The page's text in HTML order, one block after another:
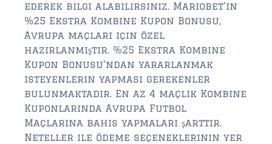
$1,000,000 – $2,000,000
$2,000,000 and up
PALATKA
$150,000 and down
$150,000 – $350,000
$350,000 – $500,000
ederek bilgi alabilirsiniz. Mariobet’in
%25 Ekstra Kombine Kupon Bonusu,
Avrupa maçları için özel
hazırlanmıştır. %25 Ekstra Kombine
Kupon Bonusu’ndan yararlanmak
isteyenlerin yapması gerekenler
bulunmaktadır. En az 4 maçlık Kombine
Kuponlarında Avrupa Futbol
Maçlarına bahis yapmaları şarttır.
Neteller ile ödeme seçeneklerinin yer